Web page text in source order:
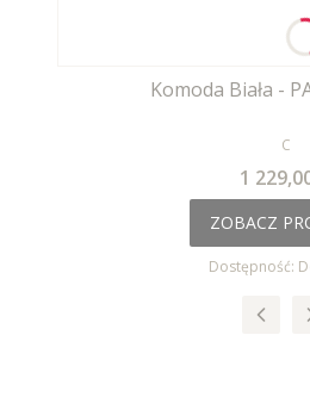
Komoda Biała -
C
Cena
1
ZOBACZ
Dostępność: